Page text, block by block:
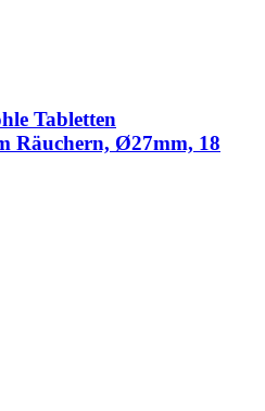
Tabletten
Räuchern, Ø27mm, 18